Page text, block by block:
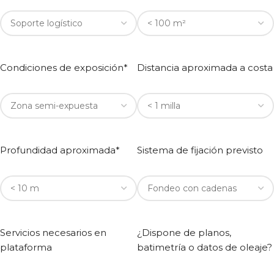
Condiciones de exposición* Distancia aproximada a costa
Profundidad aproximada* Sistema de fijación previsto
Servicios necesarios en
plataforma
¿Dispone de planos,
batimetría o datos de oleaje?